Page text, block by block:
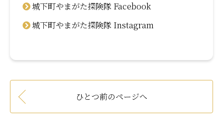
城下町やまがた探険隊 Facebook
城下町やまがた探険隊 Instagram
ひとつ前のページへ